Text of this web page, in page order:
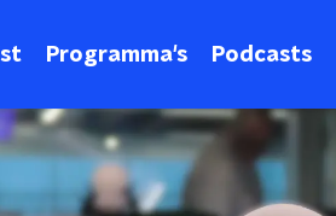
Programma's Podcasts